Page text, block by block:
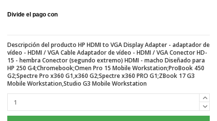
Descripción del producto HP HDMI to VGA Display Adapter - adaptador de
vídeo - HDMI / VGA Cable Adaptador de vídeo - HDMI / VGA Conector HD-
15 - hembra Conector (segundo extremo) HDMI - macho Diseñado para
HP 250 G4;Chromebook;Omen Pro 15 Mobile Workstation;ProBook 450
G2;Spectre Pro x360 G1,x360 G2;Spectre x360 PRO G1;ZBook 17 G3
Mobile Workstation,Studio G3 Mobile Workstation